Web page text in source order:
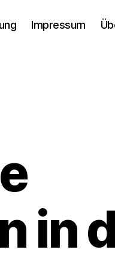
Impressum
in